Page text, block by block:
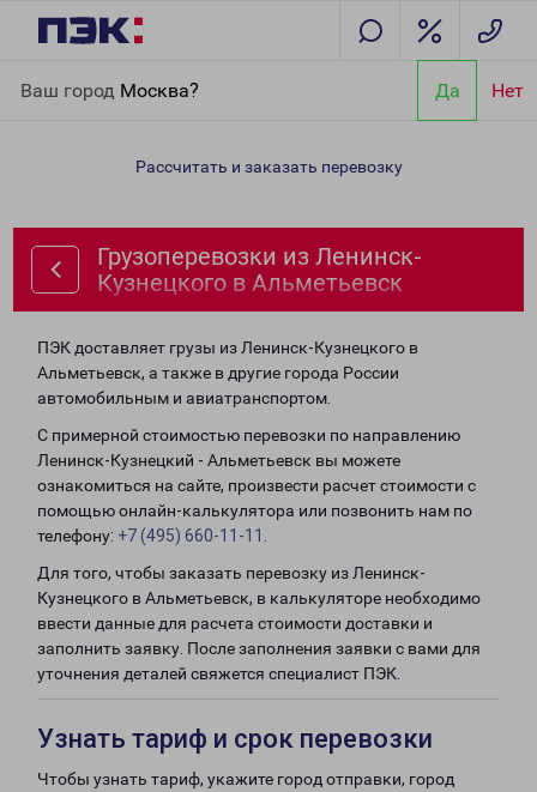
Ваш город Москва? Да Нет
Кузнецкого в Альметьевск
Рассчитать и заказать перевозку
Грузоперевозки из Ленинск-
Кузнецкого в Альметьевск
ПЭК доставляет грузы из Ленинск-Кузнецкого в
Альметьевск, а также в другие города России
автомобильным и авиатранспортом.
С примерной стоимостью перевозки по направлению
Ленинск-Кузнецкий - Альметьевск вы можете
ознакомиться на сайте, произвести расчет стоимости с
помощью онлайн-калькулятора или позвонить нам по
телефону: +7 (495) 660-11-11
Для того, чтобы заказать перевозку из Ленинск-
Кузнецкого в Альметьевск, в калькуляторе необходимо
ввести данные для расчета стоимости доставки и
заполнить заявку. После заполнения заявки с вами для
уточнения деталей свяжется специалист ПЭК.
Узнать тариф и срок перевозки
Чтобы узнать тариф, укажите город отправки, город